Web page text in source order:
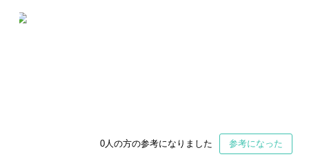
0 人の方の参考になりました 参考になった